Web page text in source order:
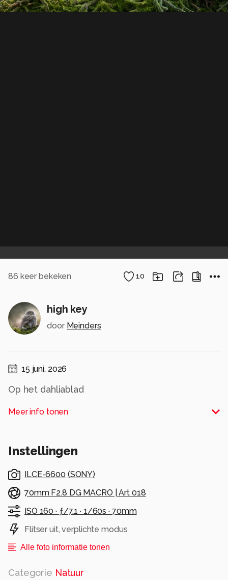
86 keer bekeken 10
high key
door Meinders
15 juni, 2026
Op het dahliablad
Alle rechten voorbehouden
Meer info tonen
Instellingen
ILCE-6600 (SONY)
70mm F2.8 DG MACRO | Art 018
ISO 160 · ƒ/7.1 · 1/60s · 70mm
Flitser uit, verplichte modus
Alle foto informatie tonen
Categorie Natuur